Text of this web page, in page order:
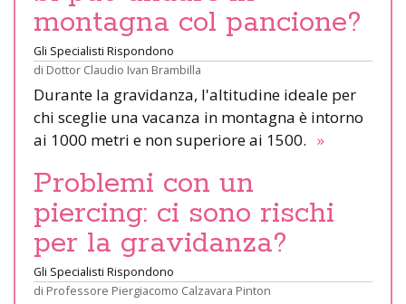
montagna col pancione?
Gli Specialisti Rispondono
di Dottor Claudio Ivan Brambilla
Durante la gravidanza, l'altitudine ideale per
chi sceglie una vacanza in montagna è intorno
ai 1000 metri e non superiore ai 1500. »
Problemi con un
piercing: ci sono rischi
per la gravidanza?
Gli Specialisti Rispondono
di Professore Piergiacomo Calzavara Pinton